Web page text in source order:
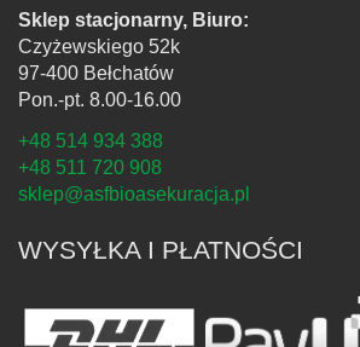
Sklep stacjonarny, Biuro:
Czyżewskiego 52k
97-400 Bełchatów
Pon.-pt. 8.00-16.00
+48 514 934 388
+48 511 720 908
sklep@asfbioasekuracja.pl
WYSYŁKA I PŁATNOŚCI